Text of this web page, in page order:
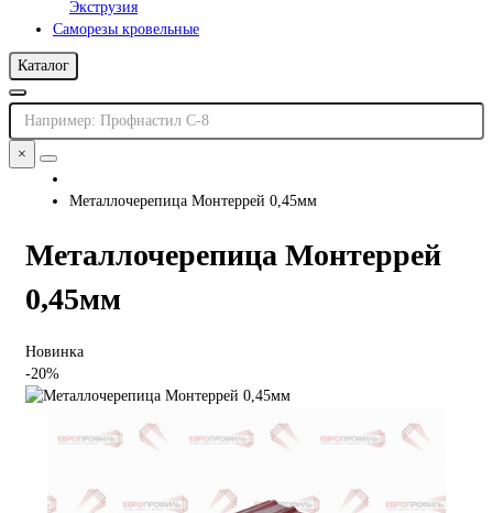
Экструзия
Саморезы кровельные
Каталог
×
Металлочерепица Монтеррей 0,45мм
Металлочерепица Монтеррей
0,45мм
Новинка
-20%